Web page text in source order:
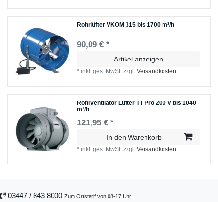
Rohrlüfter VKOM 315 bis 1700 m³/h
90,09 € *
Artikel anzeigen
*inkl. ges. MwSt. zzgl.Versandkosten
Rohrventilator Lüfter TT Pro 200 V bis 1040
m³/h
121,95 € *
In den Warenkorb
*inkl. ges. MwSt. zzgl.Versandkosten
03447 / 843 8000 Zum Ortstarif von 08-17 Uhr